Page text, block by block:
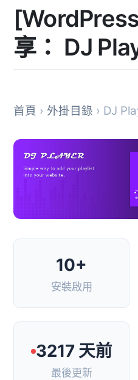
享： DJ
首頁 › 外掛目錄 › DJ
10+
安裝啟用
3217 天前
最後更新